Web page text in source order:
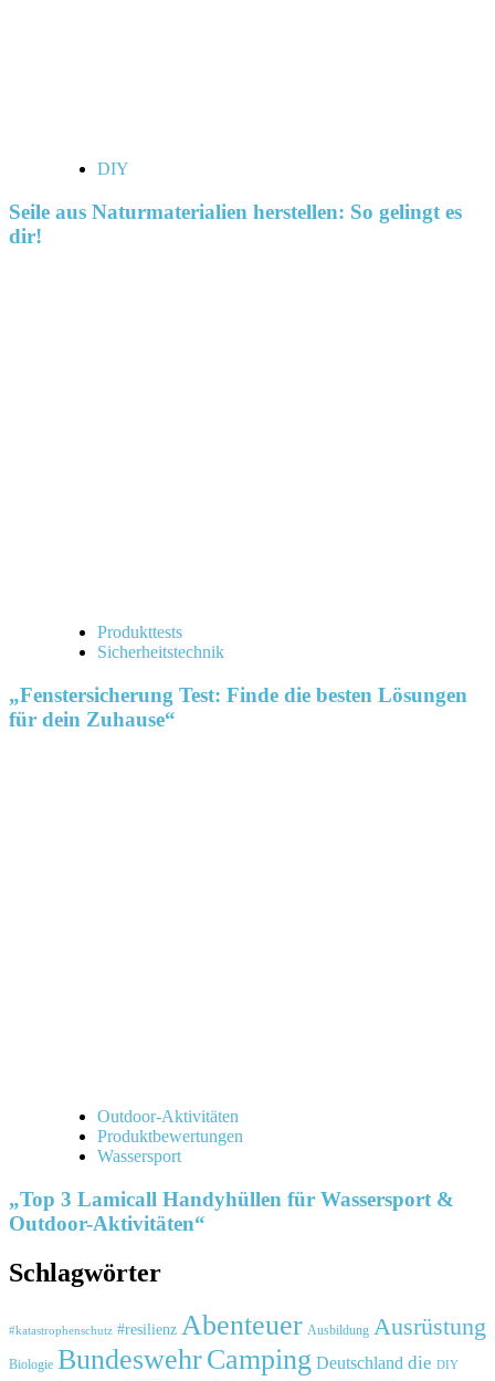
DIY
Seile aus Naturmaterialien herstellen: So gelingt es
dir!
Produkttests
Sicherheitstechnik
„Fenstersicherung Test: Finde die besten Lösungen
für dein Zuhause“
Outdoor-Aktivitäten
Produktbewertungen
Wassersport
„Top 3 Lamicall Handyhüllen für Wassersport &
Outdoor-Aktivitäten“
Schlagwörter
#katastrophenschutz #resilienz Abenteuer Ausbildung Ausrüstung
Biologie BundeswehrCamping Deutschland die DIY